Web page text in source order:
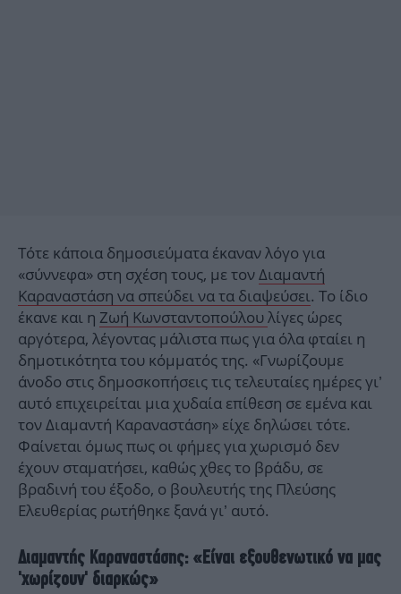
Τότε κάποια δημοσιεύματα έκαναν λόγο για
«σύννεφα» στη σχέση τους, με τονΔιαμαντή
Καραναστάση να σπεύδει να τα διαψεύσει. Το ίδιο
έκανε και η Ζωή Κωνσταντοπούλουλίγες ώρες
αργότερα, λέγοντας μάλιστα πως για όλα φταίει η
δημοτικότητα του κόμματός της. «Γνωρίζουμε
άνοδο στις δημοσκοπήσεις τις τελευταίες ημέρες γι’
αυτό επιχειρείται μια χυδαία επίθεση σε εμένα και
τον Διαμαντή Καραναστάση» είχε δηλώσει τότε.
Φαίνεται όμως πως οι φήμες για χωρισμό δεν
έχουν σταματήσει, καθώς χθες το βράδυ, σε
βραδινή του έξοδο, ο βουλευτής της Πλεύσης
Ελευθερίας ρωτήθηκε ξανά γι’ αυτό.
Διαμαντής Καραναστάσης: «Είναι εξουθενωτικό να μας
'χωρίζουν' διαρκώς»